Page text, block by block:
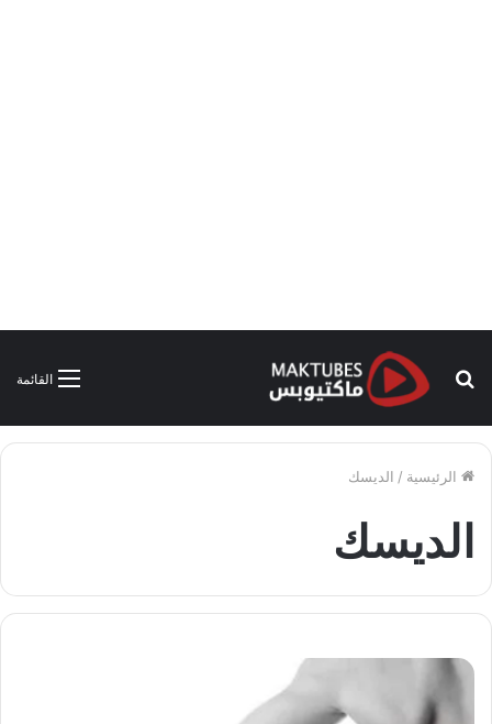
القائمة
بحث
الرئيسية / الديسك
الديسك